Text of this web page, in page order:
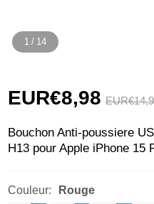
1 / 14
EUR€8,98 EUR€14,
Bouchon Anti-poussiere
H13 pour Apple iPhone 15
Couleur: Rouge